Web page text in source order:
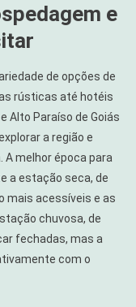
e
de opções de
rústicas até hotéis
Alto Paraíso de Goiás
a região e
melhor época para
a estação seca, de
mais acessíveis e as
chuvosa, de
fechadas, mas a
com o